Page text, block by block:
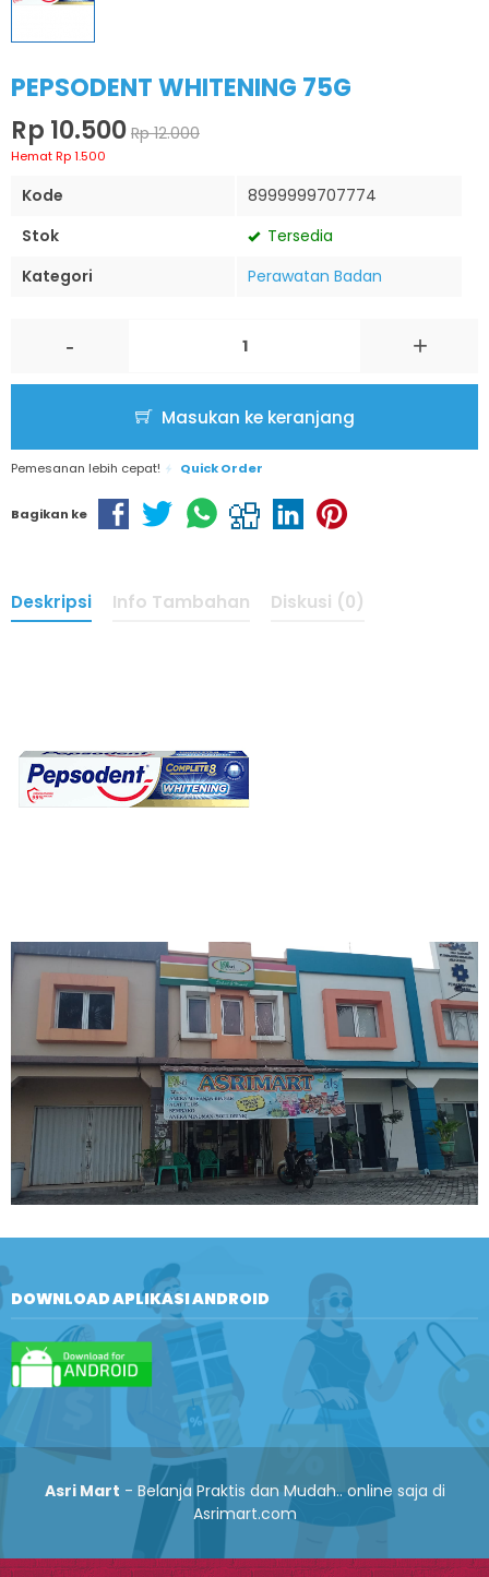
PEPSODENT WHITENING 75G
Rp 10.500 Rp 12.000
Hemat Rp 1.500
Kode
8999999707774
Stok
Tersedia
Kategori
Perawatan Badan
- +
Masukan ke keranjang
Pemesanan lebih cepat! Quick Order
Bagikan ke
Deskripsi Info Tambahan Diskusi (0)
DOWNLOAD APLIKASI ANDROID
Asri Mart - Belanja Praktis dan Mudah.. online saja di
Asrimart.com